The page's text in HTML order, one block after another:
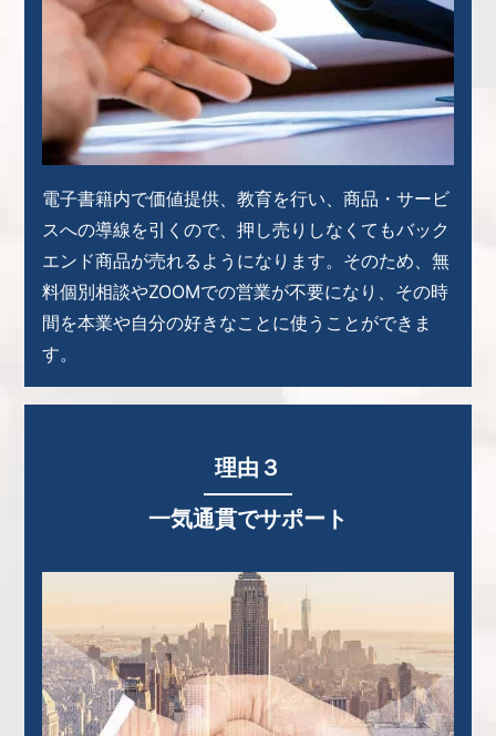
電子書籍内で価値提供、教育を行い、商品・サービ
スへの導線を引くので、押し売りしなくてもバック
エンド商品が売れるようになります。 そのため、無
料個別相談やZOOMでの営業が不要になり、その時
間を本業や自分の好きなことに使うことができま
す。
理由３
一気通貫でサポート